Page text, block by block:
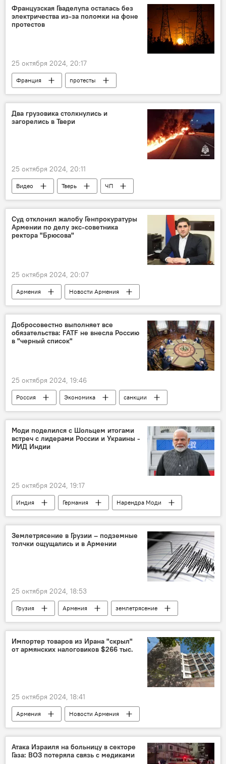
Французская Гваделупа осталась без
электричества из-за поломки на фоне
протестов
25 октября 2024, 20:17
Франция протесты
Два грузовика столкнулись и
загорелись в Твери
25 октября 2024, 20:11
Видео Тверь ЧП
Суд отклонил жалобу Генпрокуратуры
Армении по делу экс-советника
ректора "Брюсова"
25 октября 2024, 20:07
Армения
Новости Армения
Брюсов
Добросовестно выполняет все
обязательства: FATF не внесла Россию
в "черный список"
25 октября 2024, 19:46
Россия Экономика санкции
Моди поделился с Шольцем итогами
встреч с лидерами России и Украины -
МИД Индии
25 октября 2024, 19:17
Индия Германия
Нарендра Моди
Олаф Шольц
Россия Украина
Землетрясение в Грузии – подземные
толчки ощущались и в Армении
25 октября 2024, 18:53
Грузия Армения землетрясение
Импортер товаров из Ирана "скрыл"
от армянских налоговиков $266 тыс.
25 октября 2024, 18:41
Армения
Новости Армения
Следственный комитет
Происшествия и инциденты в Армении
налоги
Атака Израиля на больницу в секторе
Газа: ВОЗ потеряла связь с медиками